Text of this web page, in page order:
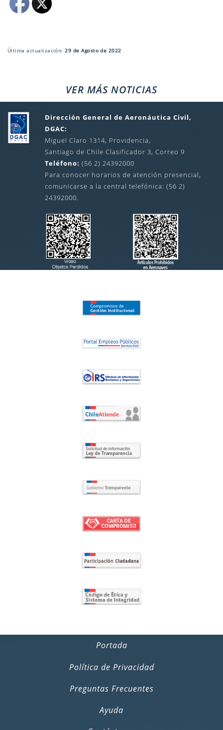
Última actualización:29 de Agosto de 2022
VER MÁS NOTICIAS
Dirección General de Aeronáutica Civil,
DGAC:
Miguel Claro 1314, Providencia,
Santiago de Chile Clasificador 3, Correo 9
Teléfono: (56 2) 24392000
Para conocer horarios de atención presencial,
comunicarse a la central telefónica: (56 2)
24392000.
Portada
Política de Privacidad
Preguntas Frecuentes
Ayuda